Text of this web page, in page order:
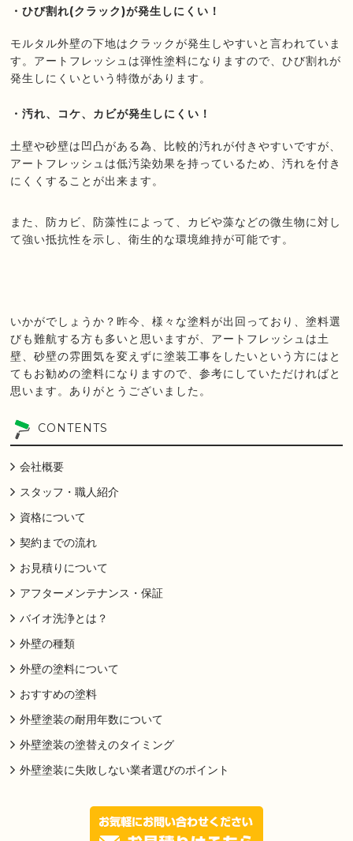
・ひび割れ(クラック)が発生しにくい！
モルタル外壁の下地はクラックが発生しやすいと言われていま
す。アートフレッシュは弾性塗料になりますので、ひび割れが
発生しにくいという特徴があります。
・汚れ、コケ、カビが発生しにくい！
土壁や砂壁は凹凸がある為、比較的汚れが付きやすいですが、
アートフレッシュは低汚染効果を持っているため、汚れを付き
にくくすることが出来ます。
また、防カビ、防藻性によって、カビや藻などの微生物に対し
て強い抵抗性を示し、衛生的な環境維持が可能です。
いかがでしょうか？昨今、様々な塗料が出回っており、塗料選
びも難航する方も多いと思いますが、アートフレッシュは土
壁、砂壁の雰囲気を変えずに塗装工事をしたいという方にはと
てもお勧めの塗料になりますので、参考にしていただければと
思います。ありがとうございました。
CONTENTS
会社概要
スタッフ・職人紹介
資格について
契約までの流れ
お見積りについて
アフターメンテナンス・保証
バイオ洗浄とは？
外壁の種類
外壁の塗料について
おすすめの塗料
外壁塗装の耐用年数について
外壁塗装の塗替えのタイミング
外壁塗装に失敗しない業者選びのポイント